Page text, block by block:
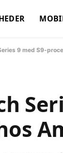
9 med S9-